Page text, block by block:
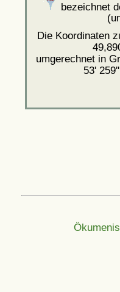
bezeichnet
Die Koordinaten
umgerechnet in
53'